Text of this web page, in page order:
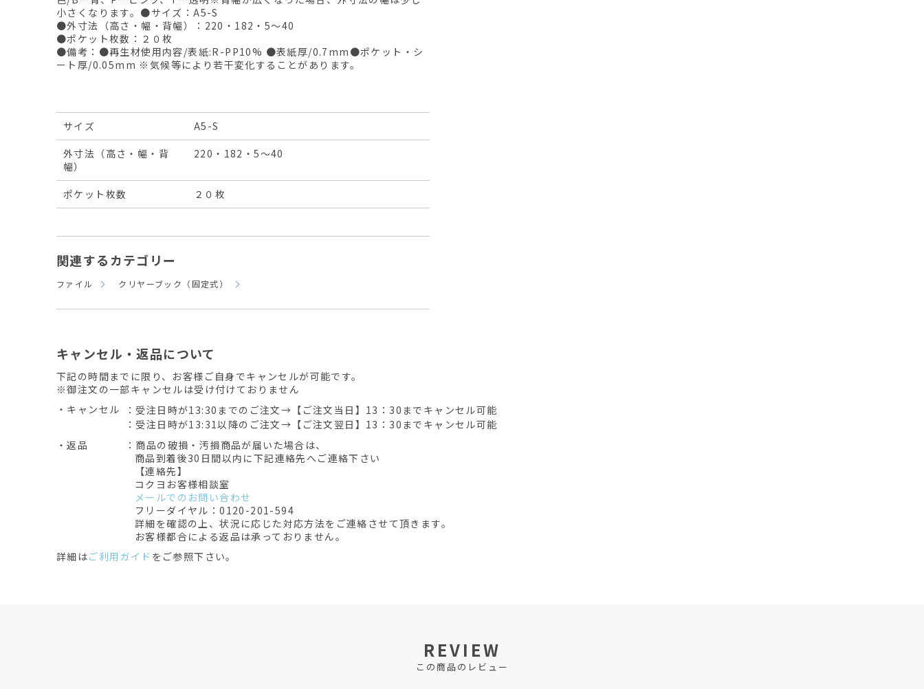
小さくなります。●サイズ：A5-S
●外寸法（高さ・幅・背幅）：220・182・5～40
●ポケット枚数：２０枚
●備考：●再生材使用内容/表紙:R-PP10% ●表紙厚/0.7mm●ポケット・シ
ート厚/0.05mm ※気候等により若干変化することがあります。
サイズ
A5-S
外寸法（高さ・幅・背
幅）
220・182・5～40
ポケット枚数 ２０枚
関連するカテゴリー
ファイル クリヤーブック（固定式）
キャンセル・返品について
下記の時間までに限り、お客様ご自身でキャンセルが可能です。
※御注文の一部キャンセルは受け付けておりません
・キャンセル
：受注日時が13:30までのご注文→【ご注文当日】13：30までキャンセル可能
：受注日時が13:31以降のご注文→【ご注文翌日】13：30までキャンセル可能
・返品
：商品の破損・汚損商品が届いた場合は、
商品到着後30日間以内に下記連絡先へご連絡下さい
【連絡先】
コクヨお客様相談室
メールでのお問い合わせ
フリーダイヤル：0120-201-594
詳細を確認の上、状況に応じた対応方法をご連絡させて頂きます。
お客様都合による返品は承っておりません。
詳細はご利用ガイド をご参照下さい。
REVIEW
この商品のレビュー